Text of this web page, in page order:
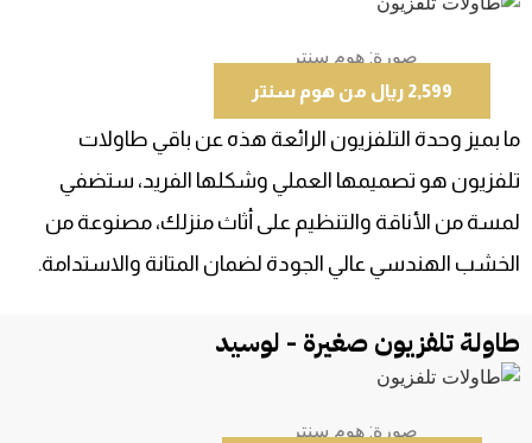
صورة: هوم سنتر
2,599 ريال من هوم سنتر
ما بميز وحدة التلفزيون الرائعة هذه عن باقي طاولات
تلفزيون هو تصميمها العملي وشكلها الفريد، ستضفي
لمسة من الأناقة والتنظيم على أثاث منزلك، مصنوعة من
الخشب الهندسي عالي الجودة لضمان المتانة والاستدامة.
طاولة تلفزيون صغيرة - لوسيد
صورة: هوم سنتر